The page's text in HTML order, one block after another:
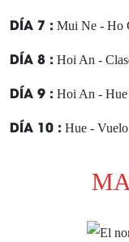
DÍA 7 : Mui Ne - Ho
DÍA 8 : Hoi An -
DÍA 9 : Hoi An - Hue
DÍA 10 : Hue -
Bahía de